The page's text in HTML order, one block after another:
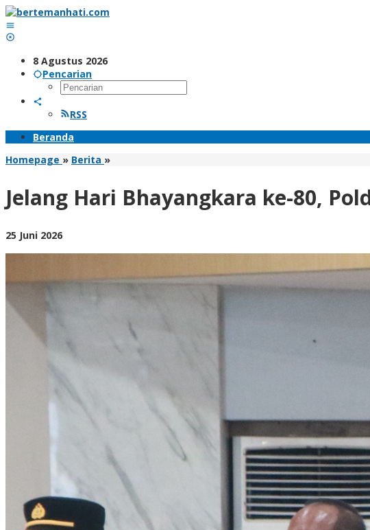
Lewati
ke
konten
8 Agustus 2026
Pencarian
RSS
Beranda
Homepage » Berita »Jelang
ke-
Ikuti
Pemuliaan
Nilai-
Jelang Hari Bhayangkara ke-80,
25 Juni 2026oleh